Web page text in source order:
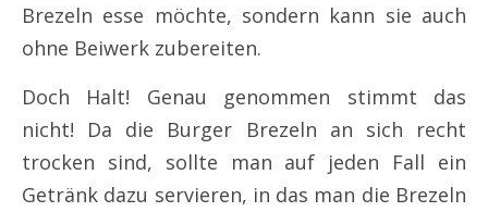
Brezeln esse möchte, sondern kann sie auch
ohne Beiwerk zubereiten.
Doch Halt! Genau genommen stimmt das
nicht! Da die Burger Brezeln an sich recht
trocken sind, sollte man auf jeden Fall ein
Getränk dazu servieren, in das man die Brezeln